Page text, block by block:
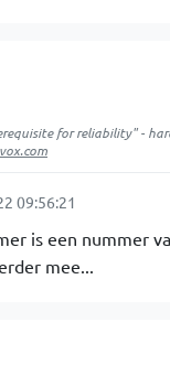
for reliability" -
09:56:21
is een nummer
mee...